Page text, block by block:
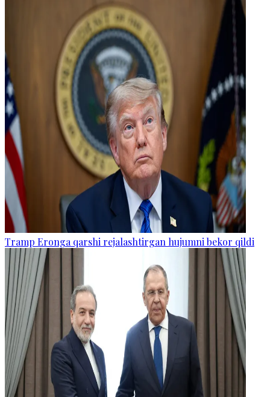
Tramp Eronga qarshi rejalashtirgan hujumni bekor qildi